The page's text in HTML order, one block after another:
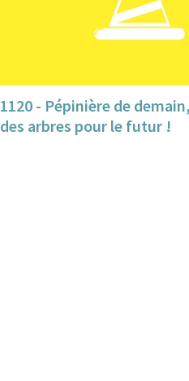
1120 - Pépinière de
des arbres pour le futur !